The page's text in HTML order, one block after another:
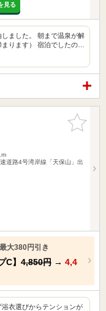
見る
ました。 朝まで温泉が解
ります） 宿泊でしたの…
お気に入
りに追加
道路4号湾岸線「天保山」出
大380円引き
C】 4,850円 → 4,4
衣選びからテンションが